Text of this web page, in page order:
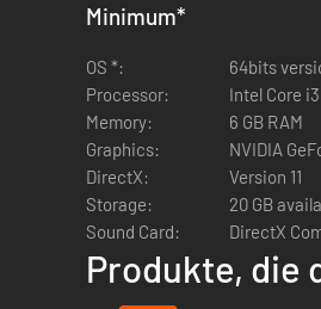
Minimum*
OS *:
64bits
Processor:
Intel Core
Memory:
6 GB RAM
Graphics:
NVIDIA
DirectX:
Version 11
Storage:
20 GB
Sound Card:
DirectX
Produkte, die